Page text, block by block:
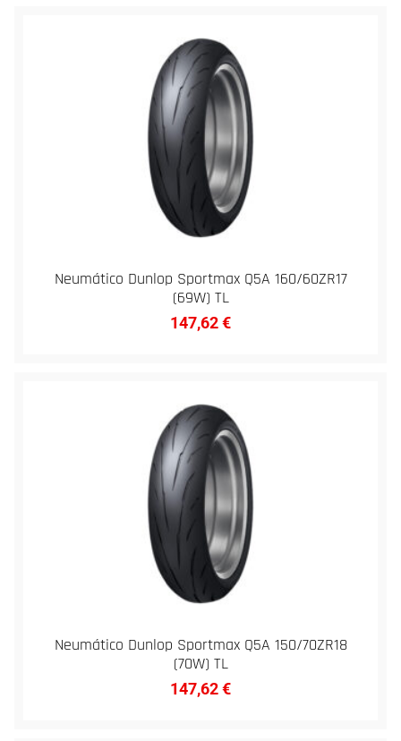
Neumático Dunlop Sportmax Q5A 160/60ZR17
(69W) TL
147,62€
Neumático Dunlop Sportmax Q5A 150/70ZR18
(70W) TL
147,62€